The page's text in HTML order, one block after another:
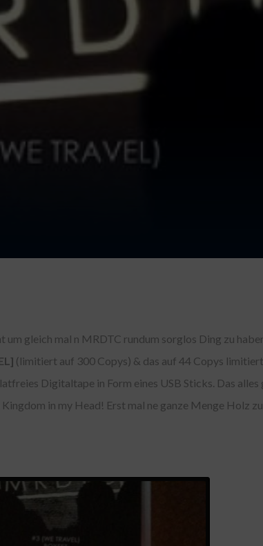
um gleich mal n MRDTC rundum sorglos Ding zu
(limitiert auf 300 Copys) & das auf 44 Copys
Digitaltape in Form eines USB Sticks. Das alles
in my Head! Erst mal ne ganze Menge Holz